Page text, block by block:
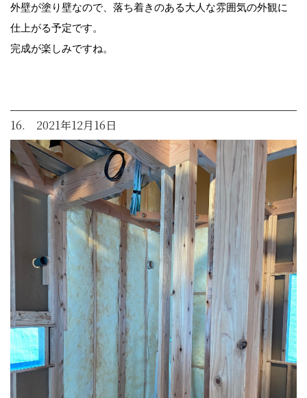
外壁が塗り壁なので、落ち着きのある大人な雰囲気の外観に
仕上がる予定です。
完成が楽しみですね。
16. 2021年12月16日